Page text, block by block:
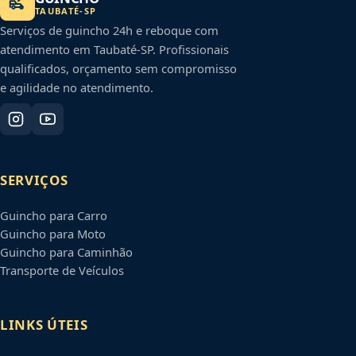
TAUBATÉ-SP
Serviços de guincho 24h e reboque com
atendimento em Taubaté-SP. Profissionais
qualificados, orçamento sem compromisso
e agilidade no atendimento.
SERVIÇOS
Guincho para Carro
Guincho para Moto
Guincho para Caminhão
Transporte de Veículos
LINKS ÚTEIS